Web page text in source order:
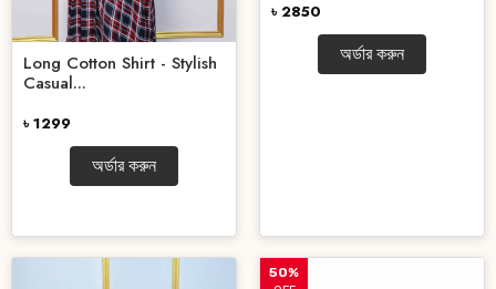
Long Cotton Shirt - Stylish
Casual...
৳ 1299
অর্ডার করুন
৳ 2850
অর্ডার করুন
50%